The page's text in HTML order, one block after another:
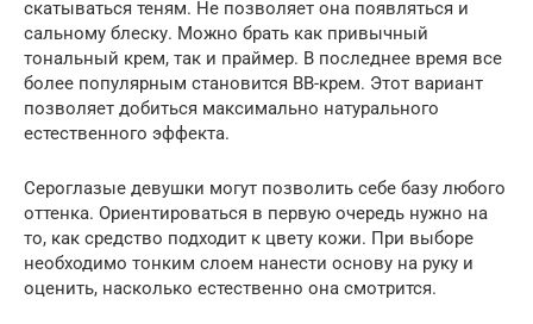
скатываться теням. Не позволяет она появляться и
сальному блеску. Можно брать как привычный
тональный крем, так и праймер. В последнее время все
более популярным становится ВВ-крем. Этот вариант
позволяет добиться максимально натурального
естественного эффекта.
Сероглазые девушки могут позволить себе базу любого
оттенка. Ориентироваться в первую очередь нужно на
то, как средство подходит к цвету кожи. При выборе
необходимо тонким слоем нанести основу на руку и
оценить, насколько естественно она смотрится.